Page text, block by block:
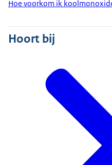
Hoe voorkom ik
Hoort bij